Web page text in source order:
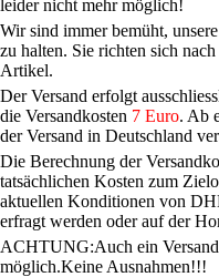
leider nicht mehr möglich!
Wir sind immer bemüht,
zu halten. Sie richten sich
Artikel.
Der Versand erfolgt
die Versandkosten 7 Euro. Ab
der Versand in Deutschland
Die Berechnung der
tatsächlichen Kosten zum
aktuellen Konditionen von
erfragt werden oder auf der
ACHTUNG:Auch ein
möglich.Keine Ausnahmen!!!